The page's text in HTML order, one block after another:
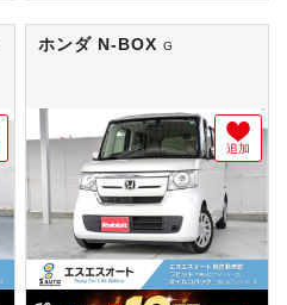
ホンダ N-BOXG
追加